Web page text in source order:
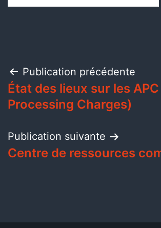
Publication précédente
État des lieux sur les
Processing Charges)
Publication suivante
Centre de ressources